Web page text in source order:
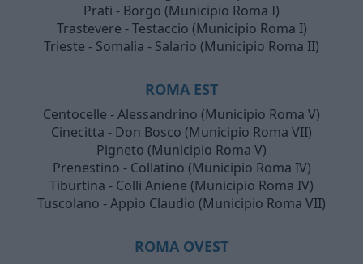
Prati - Borgo (Municipio Roma I)
Trastevere - Testaccio (Municipio Roma I)
Trieste - Somalia - Salario (Municipio Roma II)
ROMA EST
Centocelle - Alessandrino (Municipio Roma V)
Cinecitta - Don Bosco (Municipio Roma VII)
Pigneto (Municipio Roma V)
Prenestino - Collatino (Municipio Roma IV)
Tiburtina - Colli Aniene (Municipio Roma IV)
Tuscolano - Appio Claudio (Municipio Roma VII)
ROMA OVEST